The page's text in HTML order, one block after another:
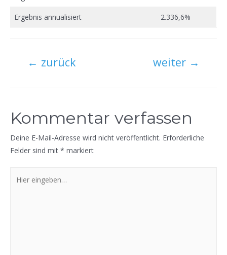
Ergebnis annualisiert 2.336,6%
← zurück weiter →
Kommentar verfassen
Deine E-Mail-Adresse wird nicht veröffentlicht. Erforderliche
Felder sind mit * markiert
eingeben…